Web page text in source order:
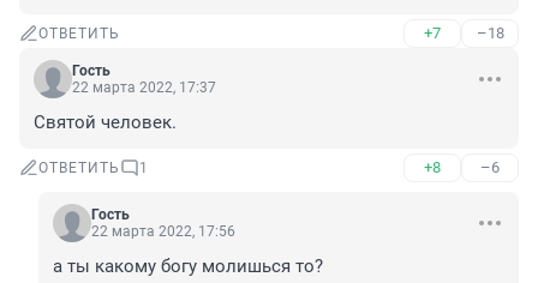
ОТВЕТИТЬ +7 –18
Гость
22 марта 2022, 17:37
Святой человек.
ОТВЕТИТЬ 1 +8 –6
Гость
22 марта 2022, 17:56
а ты какому богу молишься то?